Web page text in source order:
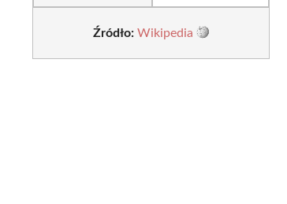
Źródło: Wikipedia